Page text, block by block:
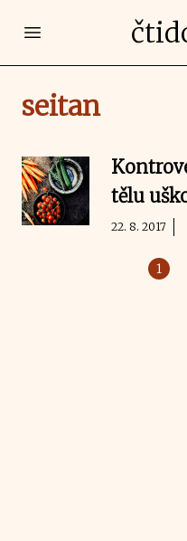
Open main menu
seitan
tělu
22. 8. 2017
1